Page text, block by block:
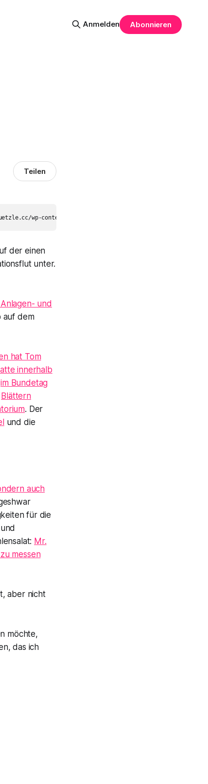
Anmelden Abonnieren
Teilen
der einen
unter.
und
auf dem
hat Tom
innerhalb
im Bundetag
Blättern
. Der
und die
auch
für die
Mr.
messen
aber nicht
möchte,
das ich